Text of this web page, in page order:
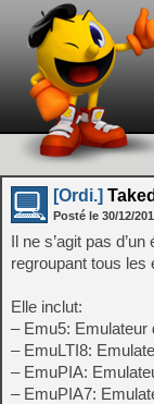
[Ordi.]
Posté le 30/12/
Il ne s’agit pas
regroupant tous les
Elle inclut:
– Emu5: Emulateur
– EmuLTI8:
– EmuPIA:
– EmuPIA7: